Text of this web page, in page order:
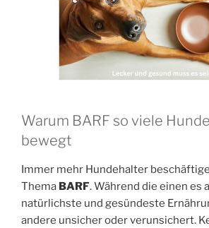
Warum BARF so viele
bewegt
Immer mehr Hundehalter
Thema BARF. Während die einen es
natürlichste und gesündeste
andere unsicher oder verunsichert.